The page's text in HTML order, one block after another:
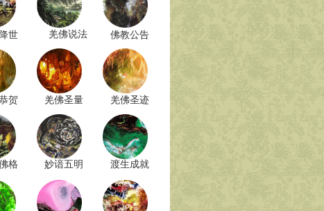
羌佛圣迹
妙谙五明 渡生成就
格
世 羌佛说法 佛教公告
贺 羌佛圣量